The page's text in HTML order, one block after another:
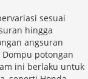
sesuai
hingga
angsuran
potongan
ini berlaku untuk